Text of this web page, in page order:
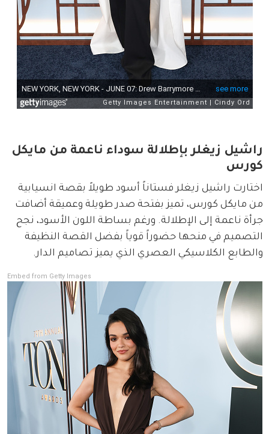
راشيل زيغلر بإطلالة سوداء ناعمة من مايكل
كورس
اختارت راشيل زيغلر فستاناً أسود طويلاً بقصة انسيابية
من مايكل كورس، تميز بفتحة صدر طويلة وعميقة أضافت
جرأة ناعمة إلى الإطلالة. ورغم بساطة اللون الأسود، نجح
التصميم في منحها حضوراً قوياً بفضل القصة النظيفة
والطابع الكلاسيكي العصري الذي يميز تصاميم الدار.
Embed from Getty Images